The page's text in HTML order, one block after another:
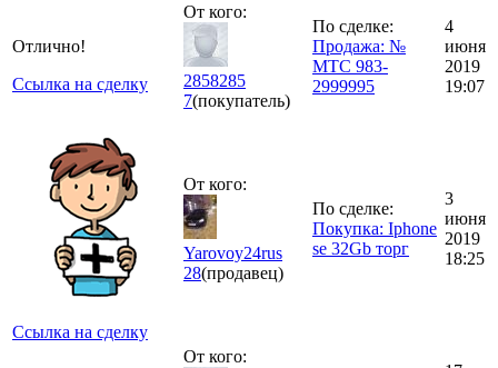
Отлично!
Ссылка на сделку
От кого:
2858285
7(покупатель)
По сделке:
Продажа: №
МТС 983-
2999995
4
июня
2019
19:07
Ссылка на сделку
От кого:
Yarovoy24rus
28(продавец)
По сделке:
Покупка: Iphone
se 32Gb торг
3
июня
2019
18:25
От кого: